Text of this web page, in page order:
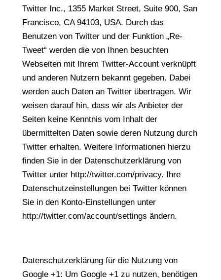
Twitter Inc., 1355 Market Street, Suite 900, San
Francisco, CA 94103, USA. Durch das
Benutzen von Twitter und der Funktion „Re-
Tweet“ werden die von Ihnen besuchten
Webseiten mit Ihrem Twitter-Account verknüpft
und anderen Nutzern bekannt gegeben. Dabei
werden auch Daten an Twitter übertragen. Wir
weisen darauf hin, dass wir als Anbieter der
Seiten keine Kenntnis vom Inhalt der
übermittelten Daten sowie deren Nutzung durch
Twitter erhalten. Weitere Informationen hierzu
finden Sie in der Datenschutzerklärung von
Twitter unter http://twitter.com/privacy. Ihre
Datenschutzeinstellungen bei Twitter können
Sie in den Konto-Einstellungen unter
http://twitter.com/account/settings ändern.
Datenschutzerklärung für die Nutzung von
Google +1: Um Google +1 zu nutzen, benötigen